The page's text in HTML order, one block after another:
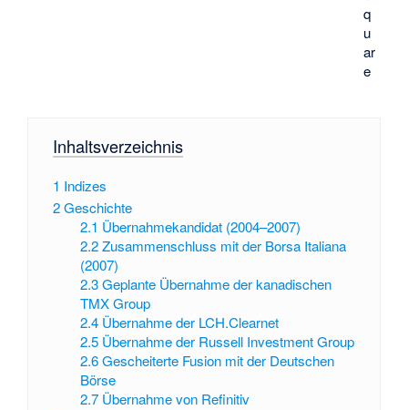
q
u
ar
e
Inhaltsverzeichnis
1 Indizes
2Geschichte
2.1 Übernahmekandidat (2004–2007)
2.2 Zusammenschluss mit der Borsa Italiana
(2007)
2.3 Geplante Übernahme der kanadischen
TMX Group
2.4 Übernahme der LCH.Clearnet
2.5 Übernahme der Russell Investment Group
2.6 Gescheiterte Fusion mit der Deutschen
Börse
2.7 Übernahme von Refinitiv